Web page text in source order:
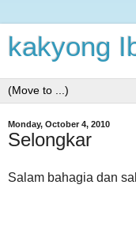
kakyong
Monday, October 4, 2010
Selongkar
Salam bahagia dan